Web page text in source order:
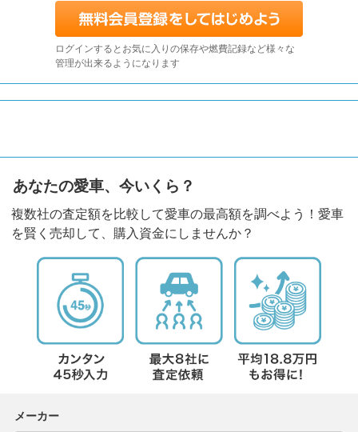
ログインするとお気に入りの保存や燃費記録など様々な
管理が出来るようになります
あなたの愛車、今いくら？
複数社の査定額を比較して愛車の最高額を調べよう！愛車
を賢く売却して、購入資金にしませんか？
メーカー